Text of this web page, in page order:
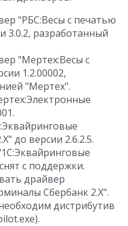
"РБС:Весы c печатью
3.0.2, разработанный
"Мертех:Весы с
1.2.00002,
"Мертех".
до версии 2.6.2.5.
с поддержки.
драйвер
Сбербанк 2.Х".
дистрибутив